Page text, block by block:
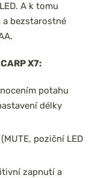
A k tomu
a bezstarostné
X7:
potahu
délky
poziční LED
zapnutí a